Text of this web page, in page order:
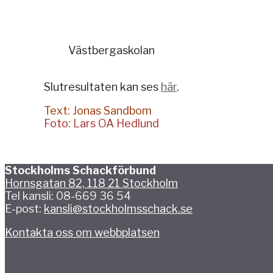
Västbergaskolan
Slutresultaten kan ses här.
Text: Jonas Sandbom
Foto: Lars OA Hedlund
Stockholms Schackförbund
Hornsgatan 82, 118 21 Stockholm
Tel kansli: 08-669 36 54
E-post: kansli@stockholmsschack.se
Kontakta oss om webbplatsen